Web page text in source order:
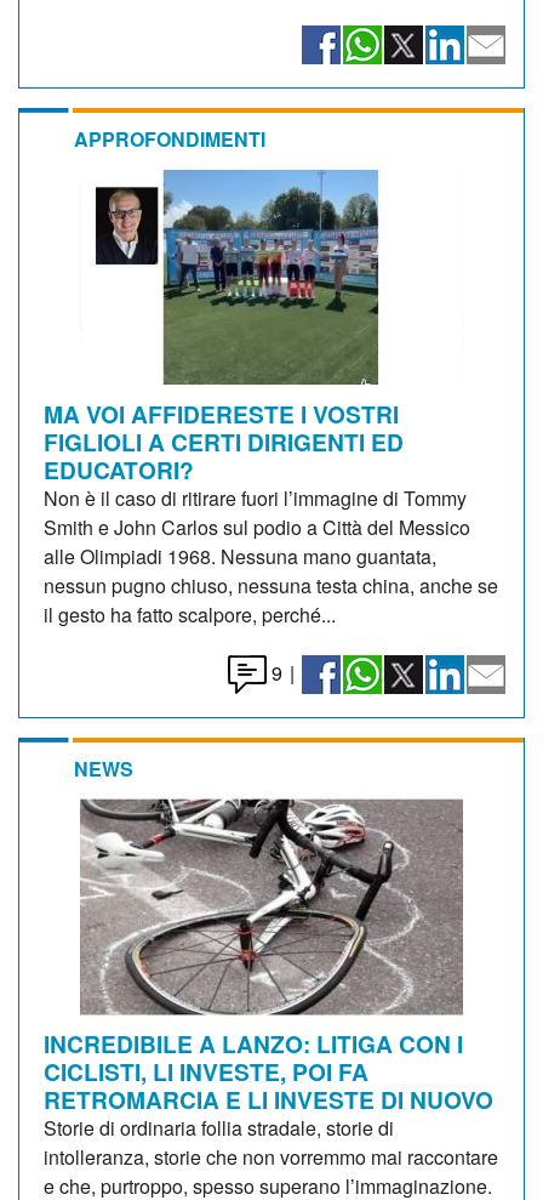
APPROFONDIMENTI
MA VOI AFFIDERESTE I VOSTRI
FIGLIOLI A CERTI DIRIGENTI ED
EDUCATORI?
Non è il caso di ritirare fuori l’immagine di Tommy
Smith e John Carlos sul podio a Città del Messico
alle Olimpiadi 1968. Nessuna mano guantata,
nessun pugno chiuso, nessuna testa china, anche se
il gesto ha fatto scalpore, perché...
9 |
NEWS
INCREDIBILE A LANZO: LITIGA CON I
CICLISTI, LI INVESTE, POI FA
RETROMARCIA E LI INVESTE DI NUOVO
Storie di ordinaria follia stradale, storie di
intolleranza, storie che non vorremmo mai raccontare
e che, purtroppo, spesso superano l’immaginazione.